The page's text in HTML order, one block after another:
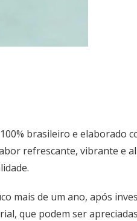
brasileiro e elaborado
refrescante, vibrante e
mais de um ano, após
que podem ser